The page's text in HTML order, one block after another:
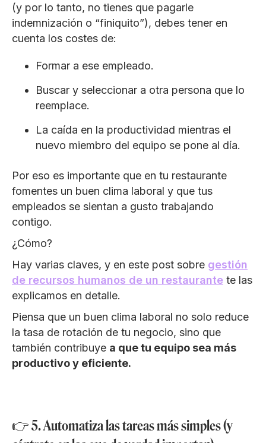
(y por lo tanto, no tienes que pagarle
indemnización o “finiquito”), debes tener en
cuenta los costes de:
Formar a ese empleado.
Buscar y seleccionar a otra persona que lo
reemplace.
La caída en la productividad mientras el
nuevo miembro del equipo se pone al día.
Por eso es importante que en tu restaurante
fomentes un buen clima laboral y que tus
empleados se sientan a gusto trabajando
contigo.
¿Cómo?
Hay varias claves, y en este post sobre gestión
de recursos humanos de un restaurante te las
explicamos en detalle.
Piensa que un buen clima laboral no solo reduce
la tasa de rotación de tu negocio, sino que
también contribuye a que tu equipo sea más
productivo y eficiente.
👉 5. Automatiza las tareas más simples (y